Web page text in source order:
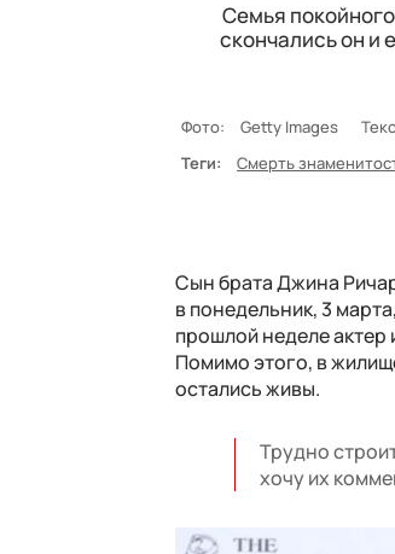
Семья
скончались он и
Фото: Getty Images
Теги:
Смерть
Сын брата Джина
в понедельник, 3
прошлой неделе
Помимо этого, в
остались живы.
Трудно
хочу их